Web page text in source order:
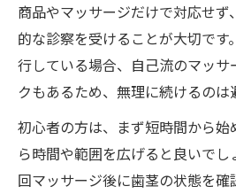
商品やマッサージだけで対応せず
的な診察を受けることが大切です
行している場合、自己流のマッ
クもあるため、無理に続けるのは
初心者の方は、まず短時間から
ら時間や範囲を広げると良いで
回マッサージ後に歯茎の状態を